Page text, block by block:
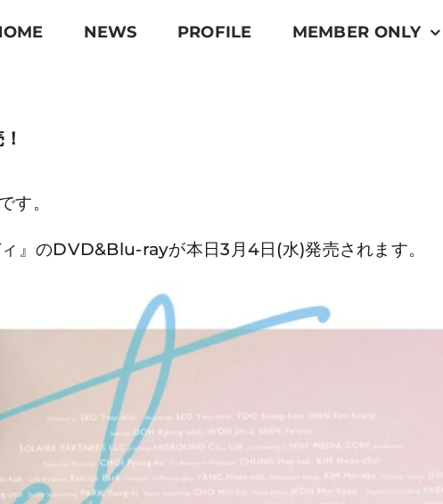
NEWS PROFILE MEMBER ONLY
す。
』のDVD&Blu-rayが本日3月4日(水)発売されます。